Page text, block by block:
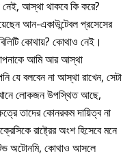
আস্থা থাকবে কি করে?
আন-একাউন্টেবল প্রসেসের
কোথায়? কোথাও নেই।
আমি আর আস্থা
যে বলবেন না আস্থা রাখেন, সেটা
লোকজন উপস্থিত আছে,
তাদের কোনরকম দায়িত্ব না
রাষ্ট্রের অংশ হিসেবে মনে
অটোনমি, কোথাও আসলে